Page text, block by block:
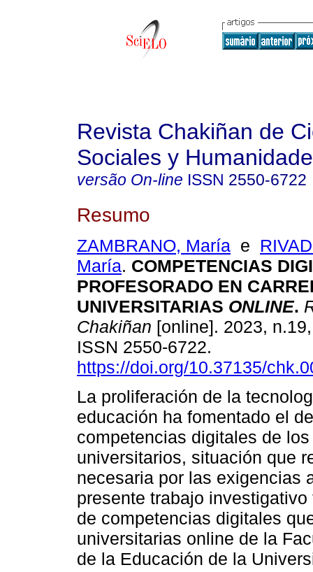
Revista Chakiñan de
Sociales y
versão On-line ISSN 2550-6722
Resumo
ZAMBRANO, María e
María. COMPETENCIAS
PROFESORADO EN
UNIVERSITARIAS ONLINE.
Chakiñan [online]. 2023,
ISSN 2550-6722.
https://doi.org/10.37135/
La proliferación de la
educación ha fomentado el
competencias digitales de
universitarios, situación que
necesaria por las exigencias
presente trabajo
de competencias digitales
universitarias online de la
de la Educación de la